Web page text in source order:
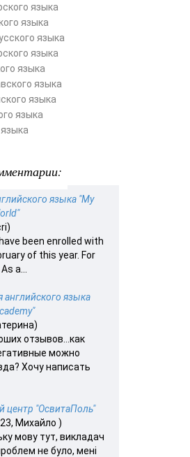
языка
языка
языка
языка
языка
языка
языка
языка
языка "My
been enrolled with
of this year. For
a...
английского языка
отзывов…как
можно
Хочу написать
центр "ОсвитаПоль"
Михайло )
мову тут, викладач
не було, мені